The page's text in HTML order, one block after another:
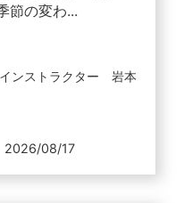
の変わ...
ンストラクター 岩本
2026/08/17